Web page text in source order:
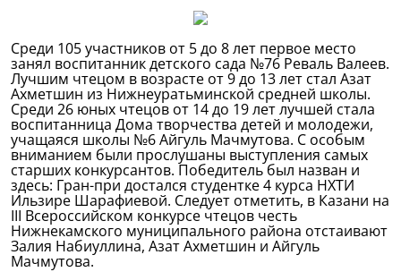
Среди 105 участников от 5 до 8 лет первое место
занял воспитанник детского сада №76 Реваль Валеев.
Лучшим чтецом в возрасте от 9 до 13 лет стал Азат
Ахметшин из Нижнеуратьминской средней школы.
Среди 26 юных чтецов от 14 до 19 лет лучшей стала
воспитанница Дома творчества детей и молодежи,
учащаяся школы №6 Айгуль Мачмутова. С особым
вниманием были прослушаны выступления самых
старших конкурсантов. Победитель был назван и
здесь: Гран-при достался студентке 4 курса НХТИ
Ильзире Шарафиевой. Следует отметить, в Казани на
III Всероссийском конкурсе чтецов честь
Нижнекамского муниципального района отстаивают
Залия Набиуллина, Азат Ахметшин и Айгуль
Мачмутова.